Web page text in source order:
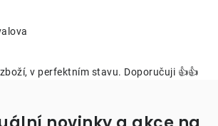
v perfektním stavu. Doporučuji 👍👍